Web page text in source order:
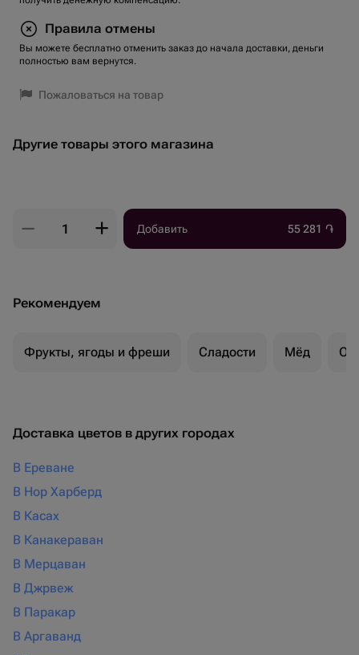
Правила отмены
Вы можете бесплатно отменить заказ до начала доставки, деньги
полностью вам вернутся.
Пожаловаться на товар
Другие товары этого магазина
Добавить 55 281 ֏
Рекомендуем
Фрукты, ягоды и фреши Сладости Мёд
Доставка цветов в других городах
В Ереване
В Нор Харберд
В Касах
В Канакераван
В Мерцаван
В Джрвеж
В Паракар
В Аргаванд